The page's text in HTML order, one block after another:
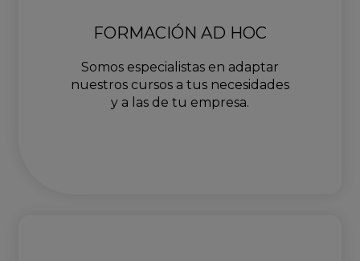
FORMACIÓN AD HOC
Somos especialistas en adaptar
nuestros cursos a tus necesidades
y a las de tu empresa.